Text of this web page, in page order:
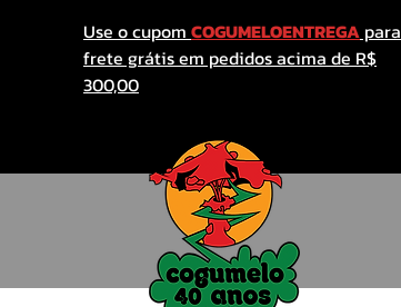
Use o cupom COGUMELOENTREGA para
frete grátis em pedidos acima de R$
300,00